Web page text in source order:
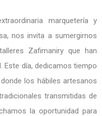
marquetería y
nos invita a sumergirnos
Zafimaniry que han
Este día, dedicamos tiempo
los hábiles artesanos
transmitidas de
la oportunidad para